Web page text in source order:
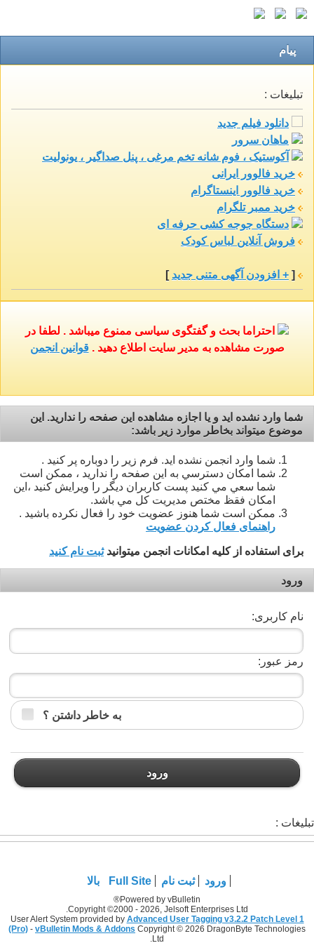
پیام
تبلیغات :
دانلود فیلم جدید
ماهان سرور
آکوستیک ، فوم شانه تخم مرغی ، پنل صداگیر ، یونولیت
خرید فالوور ایرانی
خرید فالوور اینستاگرام
خرید ممبر تلگرام
دستگاه جوجه کشی حرفه ای
فروش آنلاین لباس کودک
[ + افزودن آگهی متنی جدید ]
احتراما بحث و گفتگوی سیاسی ممنوع میباشد . لطفا در
صورت مشاهده به مدیر سایت اطلاع دهید .قوانین انجمن
شما وارد نشده ايد و يا اجازه مشاهده اين صفحه را نداريد. اين
موضوع ميتواند بخاطر موارد زير باشد:
شما وارد انجمن نشده ايد. فرم زير را دوباره پر کنيد .
شما امکان دسترسي به اين صفحه را نداريد ، ممکن است
شما سعي مي کنيد پست کاربران ديگر را ويرايش کنيد ،اين
امکان فقظ مختص مديريت کل مي باشد.
ممکن است شما هنوز عضویت خود را فعال نکرده باشید .
راهنمای فعال کردن عضویت
برای استفاده از کلیه امکانات انجمن میتوانیدثبت نام کنید
ورود
نام کاربری:
رمز عبور:
به خاطر داشتن ؟
ورود
تبلیغات :
ورود ثبت نام Full Site بالا
Powered by vBulletin®
Copyright ©2000 - 2026, Jelsoft Enterprises Ltd.
User Alert System provided by Advanced User Tagging v3.2.2 Patch Level 1
(Pro) - vBulletin Mods & Addons Copyright © 2026 DragonByte Technologies
Ltd.